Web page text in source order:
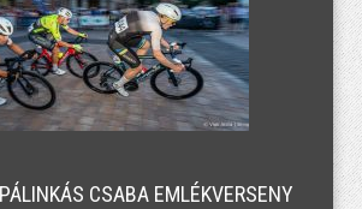
CSABA EMLÉKVERSENY